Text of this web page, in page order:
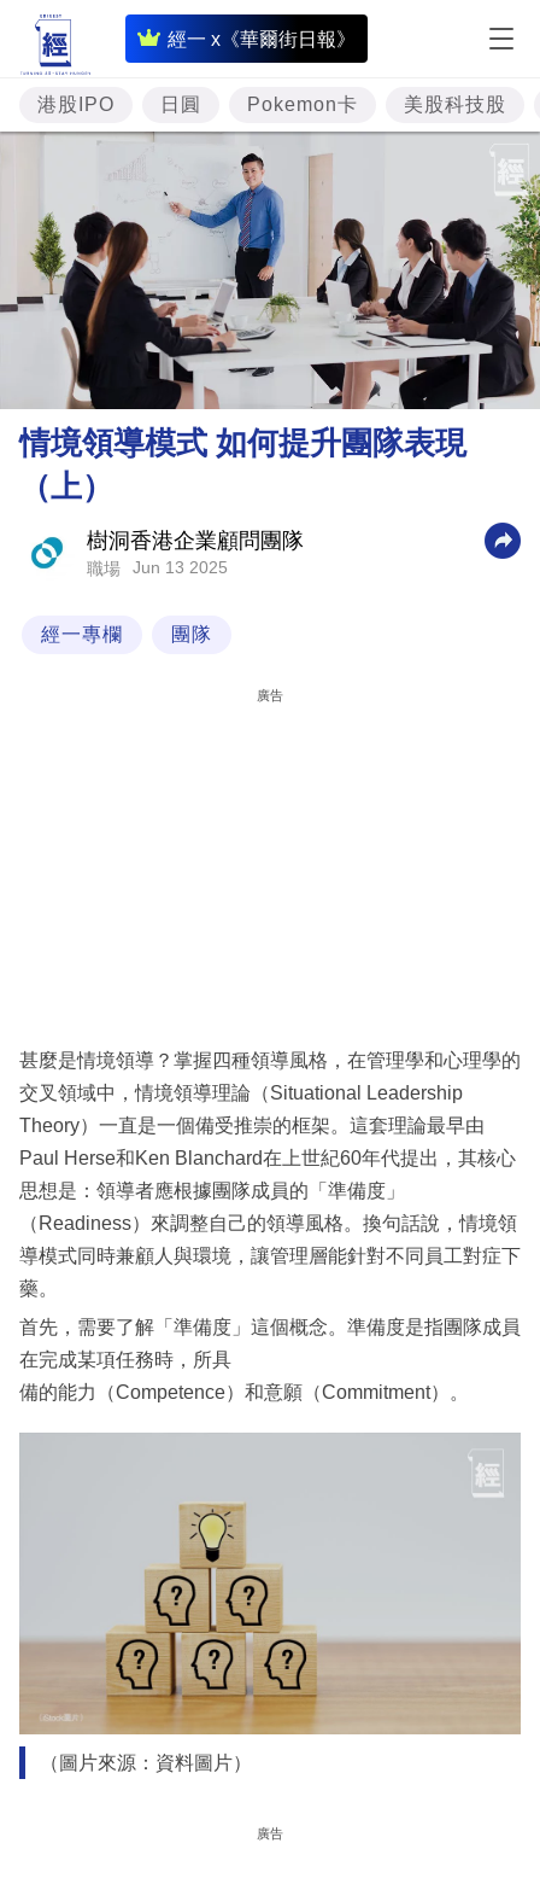
經一 x《華爾街日報》
即
時
財
經
投
資
樓
理
財
業
科
區
港股IPO 日圓 Pokemon卡 美股科技股
情境領導模式 如何提升團隊表現
（上）
樹洞香港企業顧問團隊
職場 Jun 13 2025
經一專欄 團隊
廣告
甚麼是情境領導？掌握四種領導風格，在管理學和心理學的
交叉領域中，情境領導理論（Situational Leadership
Theory）一直是一個備受推崇的框架。這套理論最早由
Paul Herse和Ken Blanchard在上世紀60年代提出，其核心
思想是：領導者應根據團隊成員的「準備度」
（Readiness）來調整自己的領導風格。換句話說，情境領
導模式同時兼顧人與環境，讓管理層能針對不同員工對症下
藥。
首先，需要了解「準備度」這個概念。準備度是指團隊成員
在完成某項任務時，所具
備的能力（Competence）和意願（Commitment）。
（圖片來源：資料圖片）
廣告